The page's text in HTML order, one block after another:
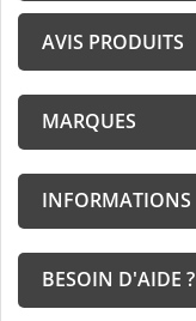
AVIS PRODUITS
MARQUES
INFORMATIONS
BESOIN D'AIDE ?